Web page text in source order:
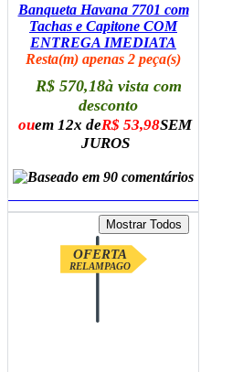
Banqueta Havana 7701 com
Tachas e Capitone COM
ENTREGA IMEDIATA
Resta(m) apenas 2 peça(s)
R$ 570,18à vista com
desconto
ouem 12x deR$ 53,98SEM
JUROS
OFERTA
RELAMPAGO